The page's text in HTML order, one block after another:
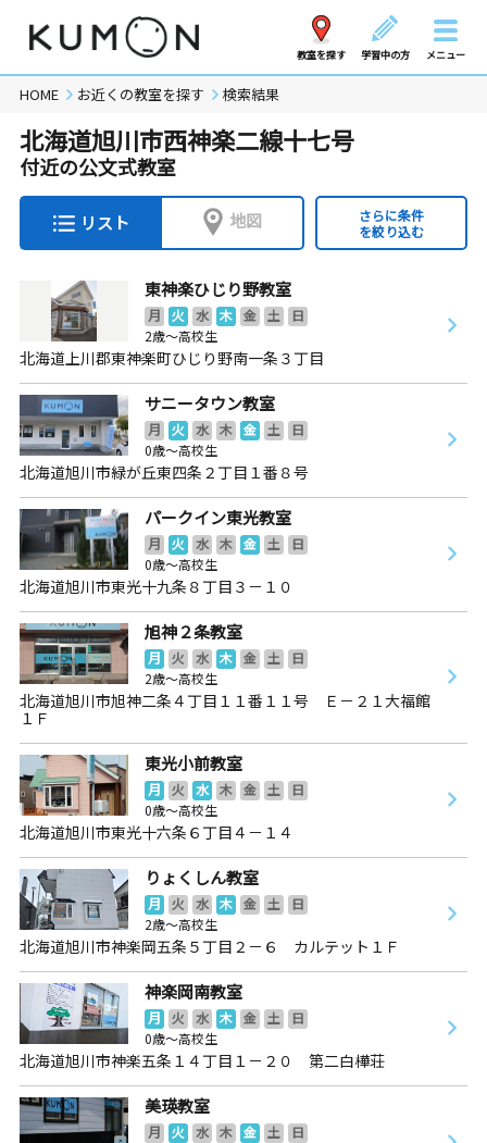
教室を探す 学習中の方 メニュー
HOME お近くの教室を探す 検索結果
北海道旭川市西神楽二線十七号
付近の公文式教室
リスト 地図
さらに条件
を絞り込む
東神楽ひじり野教室
月 火 水 木 金 土
日
2歳～高校生
北海道上川郡東神楽町ひじり野南一条３丁目
サニータウン教室
月 火 水 木 金 土
日
0歳～高校生
北海道旭川市緑が丘東四条２丁目１番８号
パークイン東光教室
月 火 水 木 金 土
日
0歳～高校生
北海道旭川市東光十九条８丁目３－１０
旭神２条教室
月 火 水 木 金 土
日
2歳～高校生
北海道旭川市旭神二条４丁目１１番１１号 Ｅ－２１大福館
１Ｆ
東光小前教室
月 火 水 木 金 土
日
0歳～高校生
北海道旭川市東光十六条６丁目４－１４
りょくしん教室
月 火 水 木 金 土
日
2歳～高校生
北海道旭川市神楽岡五条５丁目２－６ カルテット１Ｆ
神楽岡南教室
月 火 水 木 金 土
日
0歳～高校生
北海道旭川市神楽五条１４丁目１－２０ 第二白樺荘
美瑛教室
月 火 水 木 金 土
日